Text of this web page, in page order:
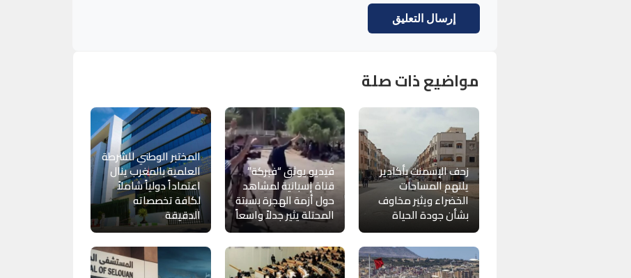
مواضيع ذات صلة
زحف الإسمنت بأكادير
يلتهم المساحات
الخضراء ويثير مخاوف
بشأن جودة الحياة
فيديو يوثق “فبركة”
قناة إسبانية لمشاهد
حول أزمة الهجرة بسبتة
المحتلة يثير جدلاً واسعاً
المختبر الوطني للشرطة
العلمية بالمغرب ينال
اعتماداً دولياً شاملاً
لكافة تخصصاته
الدقيقة